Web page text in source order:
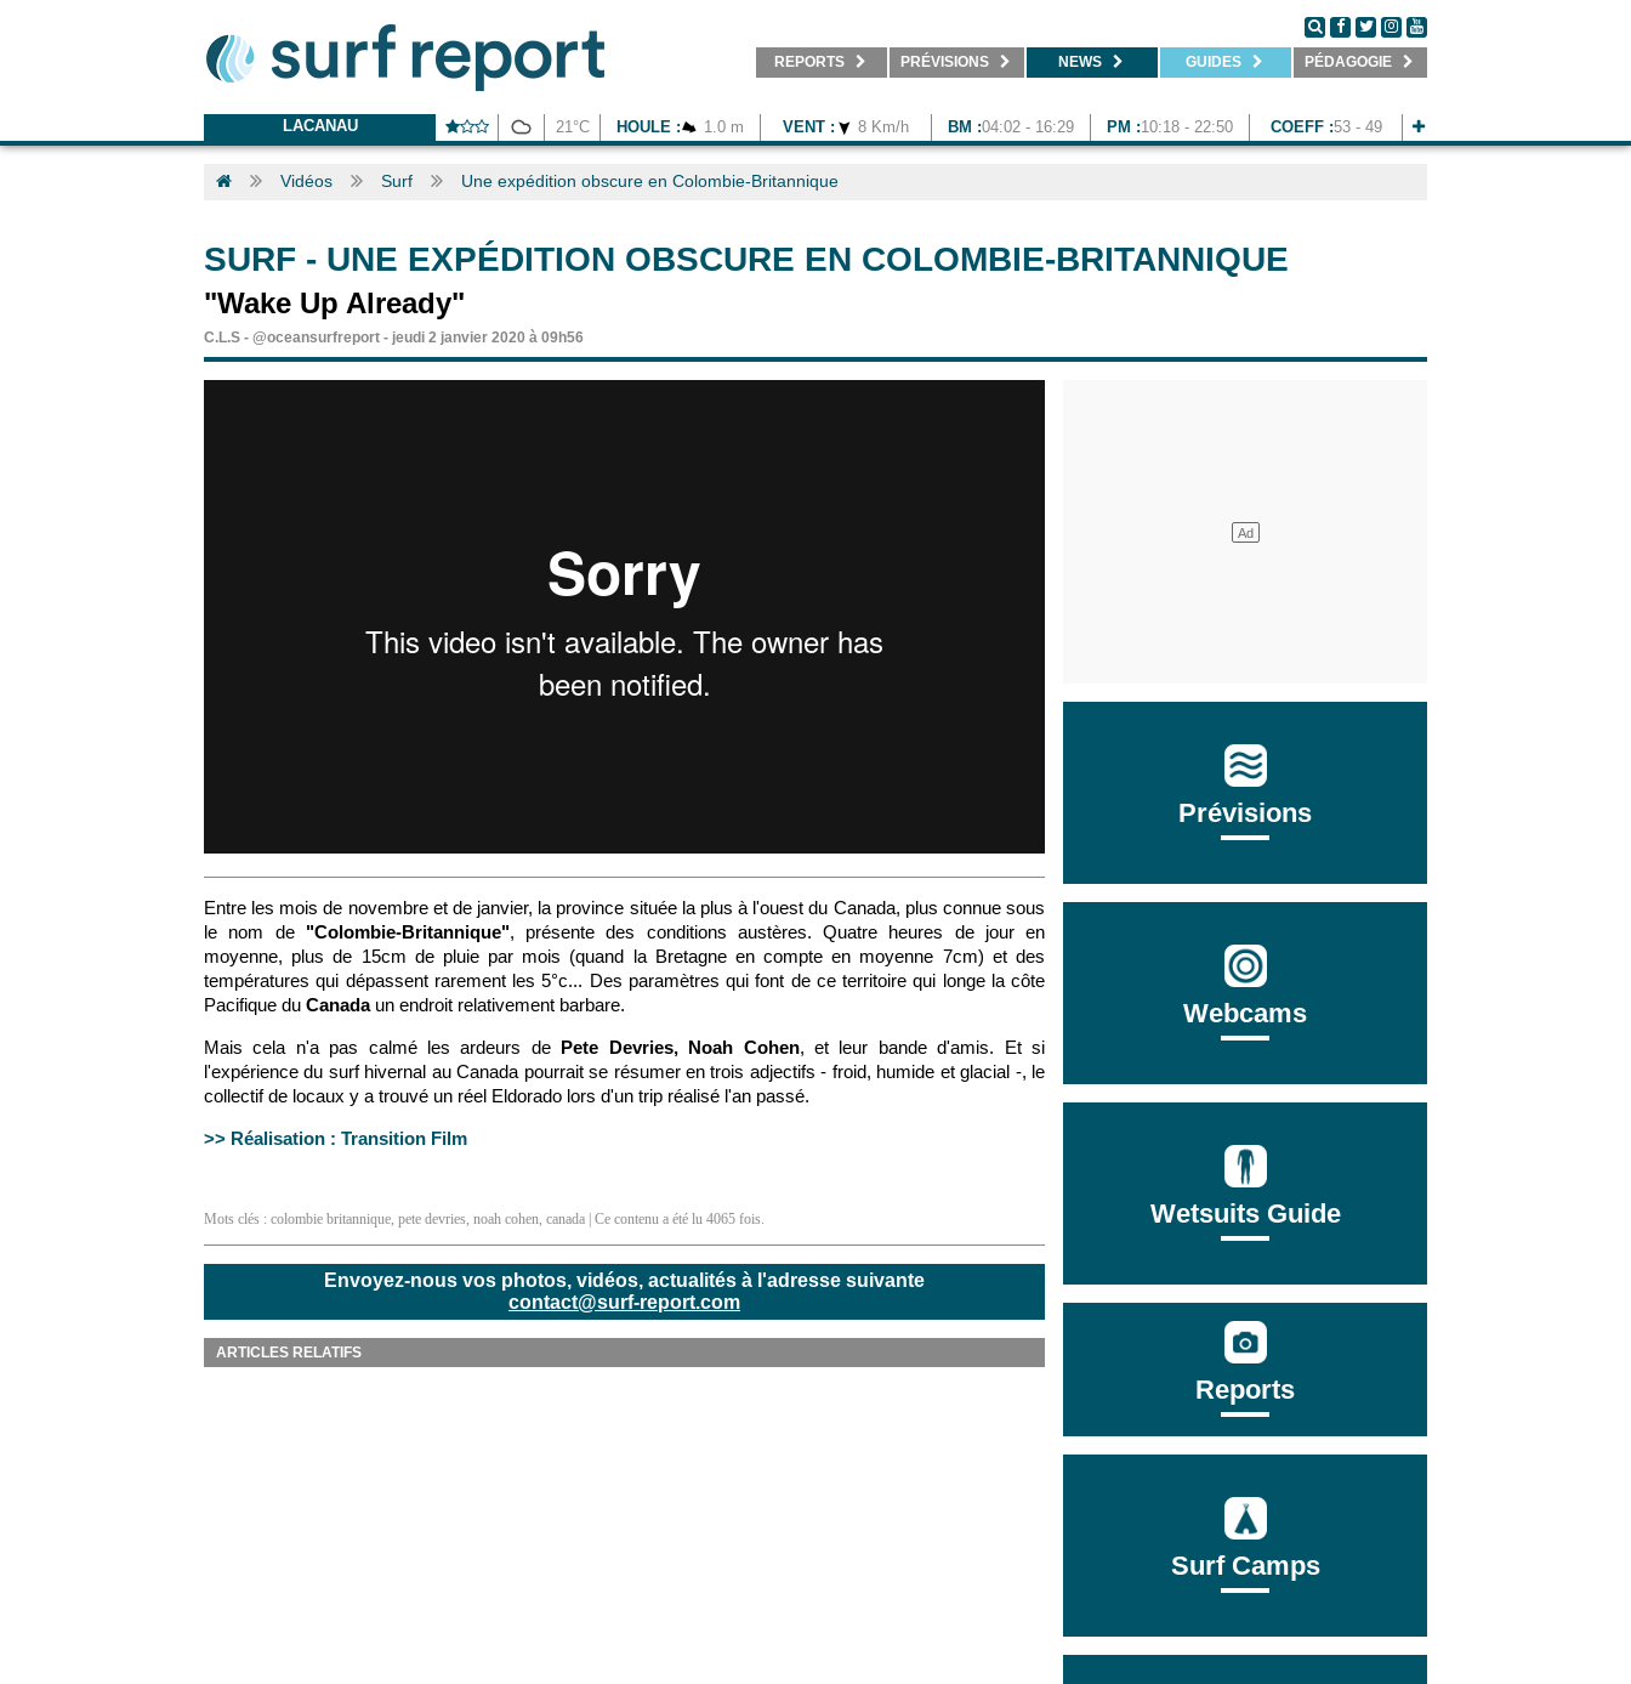
REPORTS PRÉVISIONS NEWS GUIDES PÉDAGOGIE
LACANAU 21°C HOULE : 1.0 m VENT : 8 Km/h BM :04:02 - 16:29 PM :10:18 - 22:50 COEFF :53 - 49
Vidéos Surf Une expédition obscure en Colombie-Britannique
SURF - UNE EXPÉDITION OBSCURE EN COLOMBIE-BRITANNIQUE
"Wake Up Already"
C.L.S - @oceansurfreport - jeudi 2 janvier 2020 à 09h56
Entre les mois de novembre et de janvier, la province située la plus à l'ouest du Canada, plus connue sous
le nom de "Colombie-Britannique", présente des conditions austères. Quatre heures de jour en
moyenne, plus de 15cm de pluie par mois (quand la Bretagne en compte en moyenne 7cm) et des
températures qui dépassent rarement les 5°c... Des paramètres qui font de ce territoire qui longe la côte
Pacifique du Canadaun endroit relativement barbare.
Mais cela n'a pas calmé les ardeurs de Pete Devries, Noah Cohen, et leur bande d'amis. Et si
l'expérience du surf hivernal au Canada pourrait se résumer en trois adjectifs - froid, humide et glacial -, le
collectif de locaux y a trouvé un réel Eldorado lors d'un trip réalisé l'an passé.
>> Réalisation : Transition Film
Mots clés : colombie britannique, pete devries, noah cohen, canada | Ce contenu a été lu 4065 fois.
Envoyez-nous vos photos, vidéos, actualités à l'adresse suivante
contact@surf-report.com
ARTICLES RELATIFS
Prévisions
Webcams
Wetsuits Guide
Reports
Surf Camps